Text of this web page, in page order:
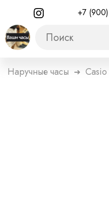
+7
Наручные часы ➜